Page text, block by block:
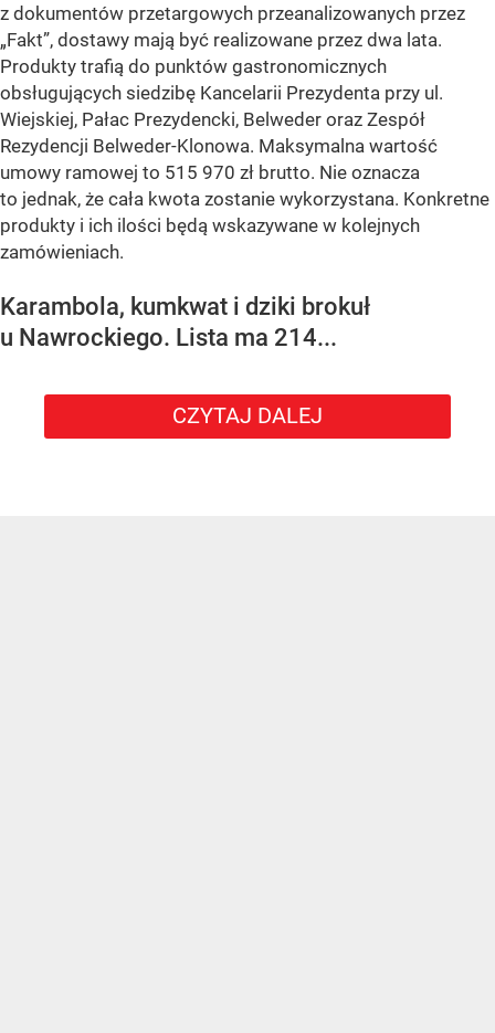
z dokumentów przetargowych przeanalizowanych przez
„Fakt”, dostawy mają być realizowane przez dwa lata.
Produkty trafią do punktów gastronomicznych
obsługujących siedzibę Kancelarii Prezydenta przy ul.
Wiejskiej, Pałac Prezydencki, Belweder oraz Zespół
Rezydencji Belweder-Klonowa. Maksymalna wartość
umowy ramowej to 515 970 zł brutto. Nie oznacza
to jednak, że cała kwota zostanie wykorzystana. Konkretne
produkty i ich ilości będą wskazywane w kolejnych
zamówieniach.
Karambola, kumkwat i dziki brokuł
u Nawrockiego. Lista ma 214...
CZYTAJ DALEJ